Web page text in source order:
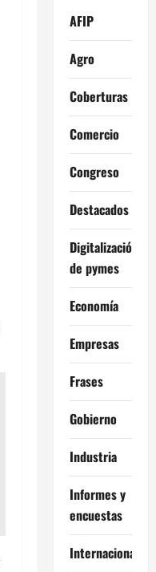
AFIP
Agro
Coberturas
Comercio
Congreso
Destacados
Digitalización
de pymes
Economía
Empresas
Frases
Gobierno
Industria
Informes y
encuestas
Internacional